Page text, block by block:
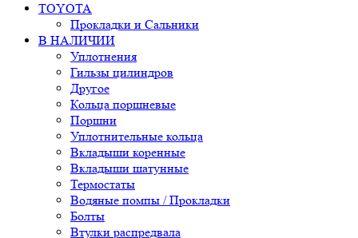
TOYOTA
Прокладки и Сальники
В НАЛИЧИИ
Уплотнения
Гильзы цилиндров
Другое
Кольца поршневые
Поршни
Уплотнительные кольца
Вкладыши коренные
Вкладыши шатунные
Термостаты
Водяные помпы / Прокладки
Болты
Втулки распредвала